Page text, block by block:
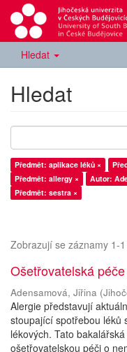
Hledat
Hledat
Předmět: aplikace léků ×
Předmět: allergy ×
Autor:
Předmět: sestra ×
Zobrazují se záznamy 1-1
Ošetřovatelská
Adensamová, Jiřina (
Alergie představují
stoupající spotřebou léků
lékových. Tato
ošetřovatelskou péči o